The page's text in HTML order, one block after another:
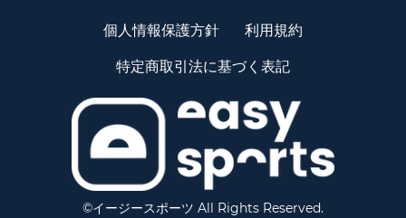
個人情報保護方針
利用規約
特定商取引法に基づく表記
©イージースポーツ All Rights Reserved.